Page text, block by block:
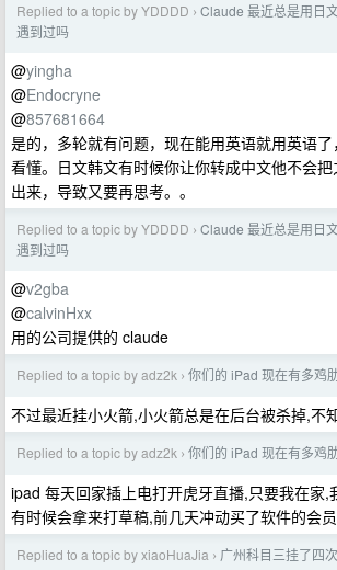
Replied to a topic by YDDDD › Claude 最近总是用日
遇到过吗
@yingha
@Endocryne
@857681664
是的，多轮就有问题，现在能用英语就用英语
看懂。日文韩文有时候你让你转成中文他不会
出来，导致又要再思考。。
Replied to a topic by YDDDD › Claude 最近总是用日
遇到过吗
@v2gba
@calvinHxx
用的公司提供的 claude
Replied to a topic by adz2k › 你们的 iPad 现在有多鸡
不过最近挂小火箭,小火箭总是在后台被杀掉,不
Replied to a topic by adz2k › 你们的 iPad 现在有多鸡
ipad 每天回家插上电打开虎牙直播,只要我在家,
有时候会拿来打草稿,前几天冲动买了软件的会
Replied to a topic by xiaoHuaJia › 广州科目三挂了四